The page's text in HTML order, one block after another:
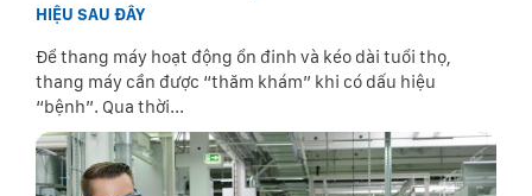
HIỆU SAU ĐÂY
Để thang máy hoạt động ổn đinh và kéo dài tuổi thọ,
thang máy cần được “thăm khám” khi có dấu hiệu
“bệnh”. Qua thời...